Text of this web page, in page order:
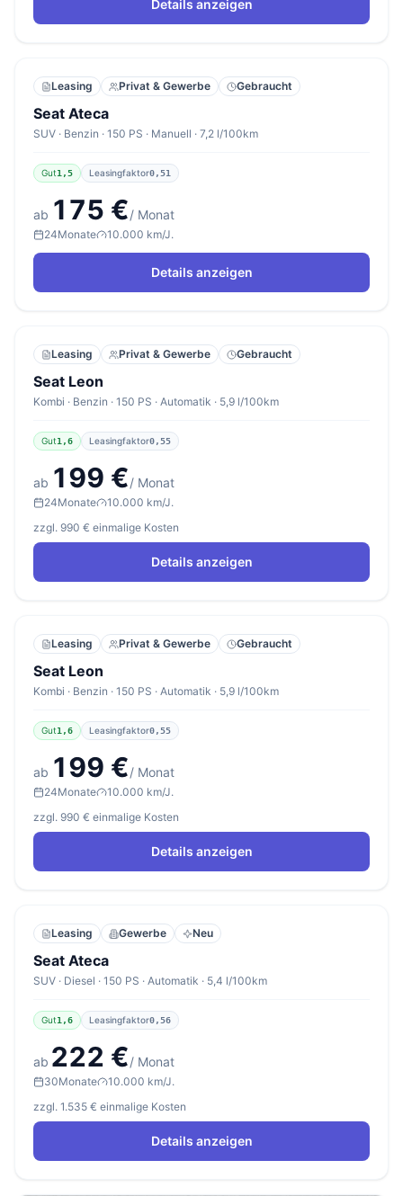
Details anzeigen
Leasing Privat & Gewerbe Gebraucht
Seat Ateca
SUV · Benzin · 150 PS · Manuell · 7,2 l/100km
Gut1,5 Leasingfaktor0,51
ab 175 €/ Monat
24Monate 10.000 km/J.
Details anzeigen
Leasing Privat & Gewerbe Gebraucht
Seat Leon
Kombi · Benzin · 150 PS · Automatik · 5,9 l/100km
Gut1,6 Leasingfaktor0,55
ab 199 €/ Monat
24Monate
10.000 km/J.
zzgl. 990 € einmalige Kosten
Details anzeigen
Leasing Privat & Gewerbe Gebraucht
Seat Leon
Kombi · Benzin · 150 PS · Automatik · 5,9 l/100km
Gut1,6 Leasingfaktor0,55
ab 199 €/ Monat
24Monate
10.000 km/J.
zzgl. 990 € einmalige Kosten
Details anzeigen
Leasing Gewerbe Neu
Seat Ateca
SUV · Diesel · 150 PS · Automatik · 5,4 l/100km
Gut1,6 Leasingfaktor0,56
ab 222 €/ Monat
30Monate
10.000 km/J.
zzgl. 1.535 € einmalige Kosten
Details anzeigen